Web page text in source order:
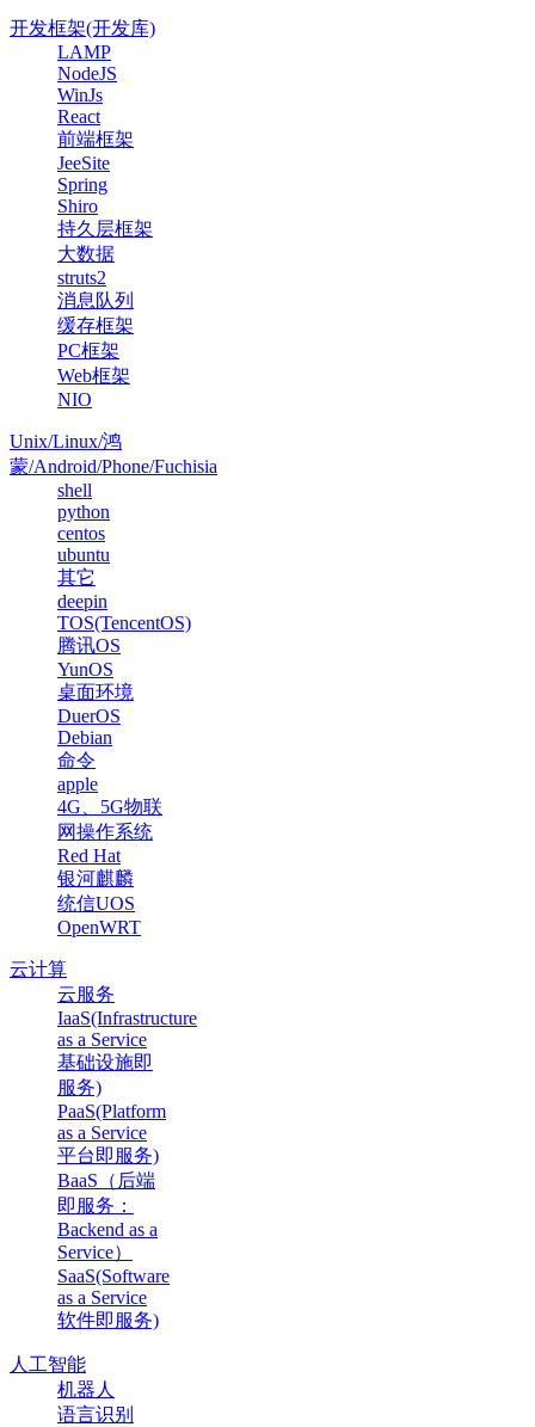
开发框架(开发库)
LAMP
NodeJS
WinJs
React
前端框架
JeeSite
Spring
Shiro
持久层框架
大数据
struts2
消息队列
缓存框架
PC框架
Web框架
NIO
Unix/Linux/鸿
蒙/Android/Phone/Fuchisia
shell
python
centos
ubuntu
其它
deepin
TOS(TencentOS)
腾讯OS
YunOS
桌面环境
DuerOS
Debian
命令
apple
4G、5G物联
网操作系统
Red Hat
银河麒麟
统信UOS
OpenWRT
云计算
云服务
IaaS(Infrastructure
as a Service
基础设施即
服务)
PaaS(Platform
as a Service
平台即服务)
BaaS（后端
即服务：
Backend as a
Service）
SaaS(Software
as a Service
软件即服务)
人工智能
机器人
语言识别